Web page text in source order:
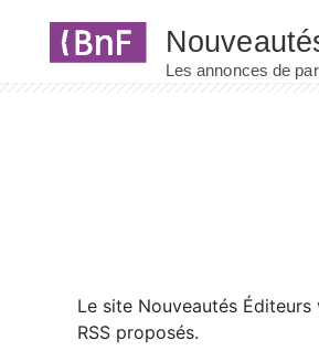
Le site Nouveautés Éditeurs
RSS proposés.